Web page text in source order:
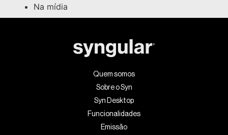
Na mídia
Quem somos
Sobre o Syn
Syn Desktop
Funcionalidades
Emissão